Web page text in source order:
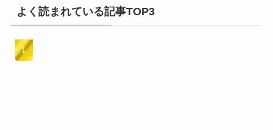
よく読まれている記事TOP3